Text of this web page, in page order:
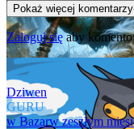
Pokaż więcej komentarzy
Zaloguj sięaby
Dziwen
GURU
w Bazarw zeszłym